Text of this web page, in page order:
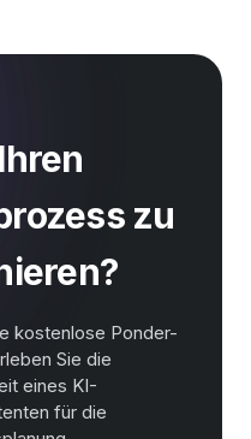
zu
kostenlose Ponder-
Sie die
eines KI-
für die